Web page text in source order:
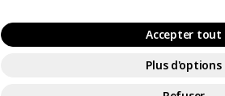
Accepter tout
Plus d'options